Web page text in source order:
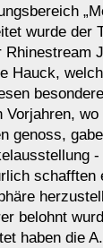
wurde der
Rhinestream
Hauck,
genoss,
schafften
belohnt
haben die